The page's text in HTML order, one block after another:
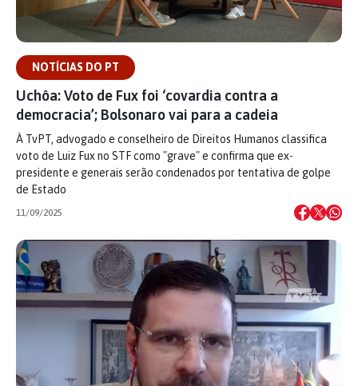
NOTÍCIAS DO PT
Uchôa: Voto de Fux foi ‘covardia contra a
democracia’; Bolsonaro vai para a cadeia
À TvPT, advogado e conselheiro de Direitos Humanos classifica
voto de Luiz Fux no STF como "grave" e confirma que ex-
presidente e generais serão condenados por tentativa de golpe
de Estado
11/09/2025